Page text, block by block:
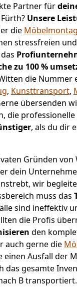
Partner für
Unsere
die
stressfreien
zu 100 %
die Nummer
, Kunsttransport,
übersenden
die
, als du dir
Gründen von
dein
wir
muss das
sind ineffektiv
die Profis
den
auch gerne die
einen Ausfall der
das gesamte
B transportiert.